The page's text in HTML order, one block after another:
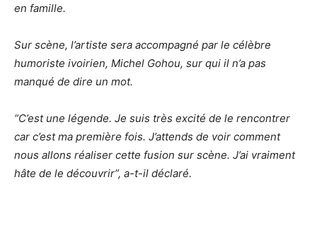
en famille.
Sur scène, l’artiste sera accompagné par le célèbre
humoriste ivoirien, Michel Gohou, sur qui il n’a pas
manqué de dire un mot.
“C’est une légende. Je suis très excité de le rencontrer
car c’est ma première fois. J’attends de voir comment
nous allons réaliser cette fusion sur scène. J’ai vraiment
hâte de le découvrir”, a-t-il déclaré.